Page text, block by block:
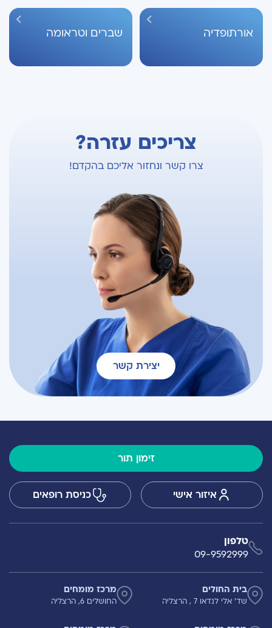
אורתופדיה שברים וטראומה
צריכים עזרה?
צרו קשר ונחזור אליכם בהקדם!
יצירת קשר
זימון תור
איזור אישי כניסת רופאים
טלפון
09-9592999
בית החולים
שד' אלי לנדאו 7 , הרצליה
מרכז מומחים
החושלים 6, הרצליה